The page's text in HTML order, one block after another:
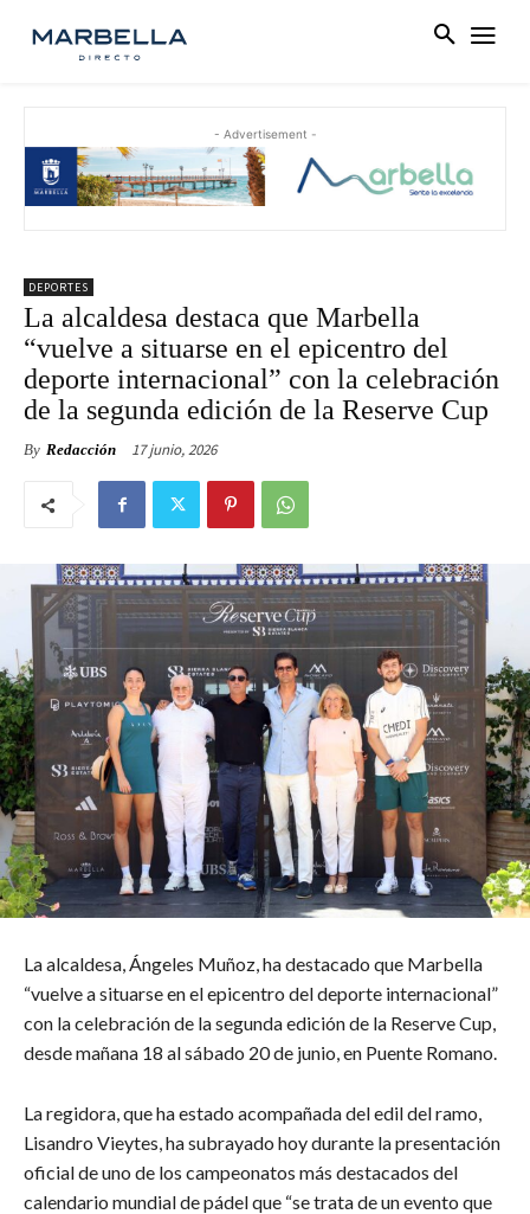
- Advertisement -
DEPORTES
La alcaldesa destaca que Marbella
“vuelve a situarse en el epicentro del
deporte internacional” con la celebración
de la segunda edición de la Reserve Cup
By Redacción 17 junio, 2026
La alcaldesa, Ángeles Muñoz, ha destacado que Marbella
“vuelve a situarse en el epicentro del deporte internacional”
con la celebración de la segunda edición de la Reserve Cup,
desde mañana 18 al sábado 20 de junio, en Puente Romano.
La regidora, que ha estado acompañada del edil del ramo,
Lisandro Vieytes, ha subrayado hoy durante la presentación
oficial de uno de los campeonatos más destacados del
calendario mundial de pádel que “se trata de un evento que